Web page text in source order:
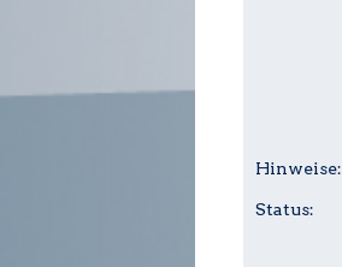
Hinweise:
Status: